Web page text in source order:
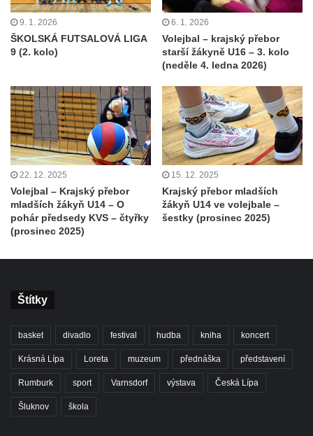
9. 1. 2026
ŠKOLSKÁ FUTSALOVÁ LIGA
9 (2. kolo)
6. 1. 2026
Volejbal – krajský přebor
starší žákyně U16 – 3. kolo
(neděle 4. ledna 2026)
22. 12. 2025
Volejbal – Krajský přebor
mladších žákyň U14 – O
pohár předsedy KVS – čtyřky
(prosinec 2025)
15. 12. 2025
Krajský přebor mladších
žákyň U14 ve volejbale –
šestky (prosinec 2025)
Štítky
basket divadlo festival hudba kniha koncert
Krásná Lípa Loreta muzeum přednáška představení
Rumburk sport Varnsdorf výstava Česká Lípa
Šluknov škola